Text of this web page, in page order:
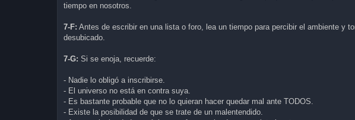
tiempo en nosotros.
7-F: Antes de escribir en una lista o foro, lea un tiempo para percibir el ambiente y
desubicado.
7-G: Si se enoja, recuerde:
- Nadie lo obligó a inscribirse.
- El universo no está en contra suya.
- Es bastante probable que no lo quieran hacer quedar mal ante TODOS.
- Existe la posibilidad de que se trate de un malentendido.